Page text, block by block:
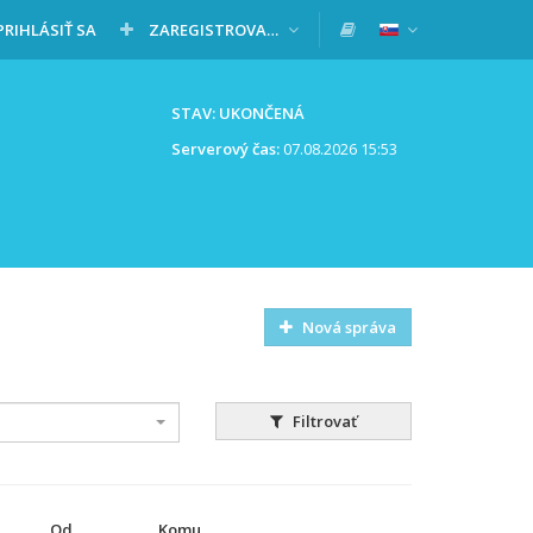
SA ZAREGISTROVAŤ SA
STAV: UKONČENÁ
Serverový čas:07.08.2026 15:53
Nová správa
Filtrovať